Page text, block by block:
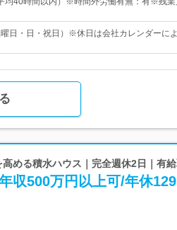
日・日・祝日）※休日は会社カレンダーに
める積水ハウス｜完全週休2日｜有
収500万円以上可/年休